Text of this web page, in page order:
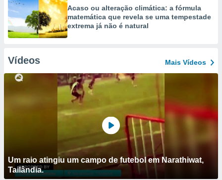
Acaso ou alteração climática: a fórmula
matemática que revela se uma tempestade
extrema já não é natural
Vídeos Mais Vídeos
Um raio atingiu um campo de futebol em Narathiwat,
Tailândia.